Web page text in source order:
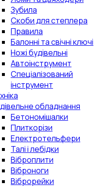
Зубила
Скоби для степлера
Правила
Балонні та свічні ключі
Ножі будівельні
Автоінструмент
Спеціалізований
інструмент
обладнання
Бетономішалки
Плиткорізи
Електротельфери
Талі і лебідки
Віброплити
Віброноги
Віброрейки